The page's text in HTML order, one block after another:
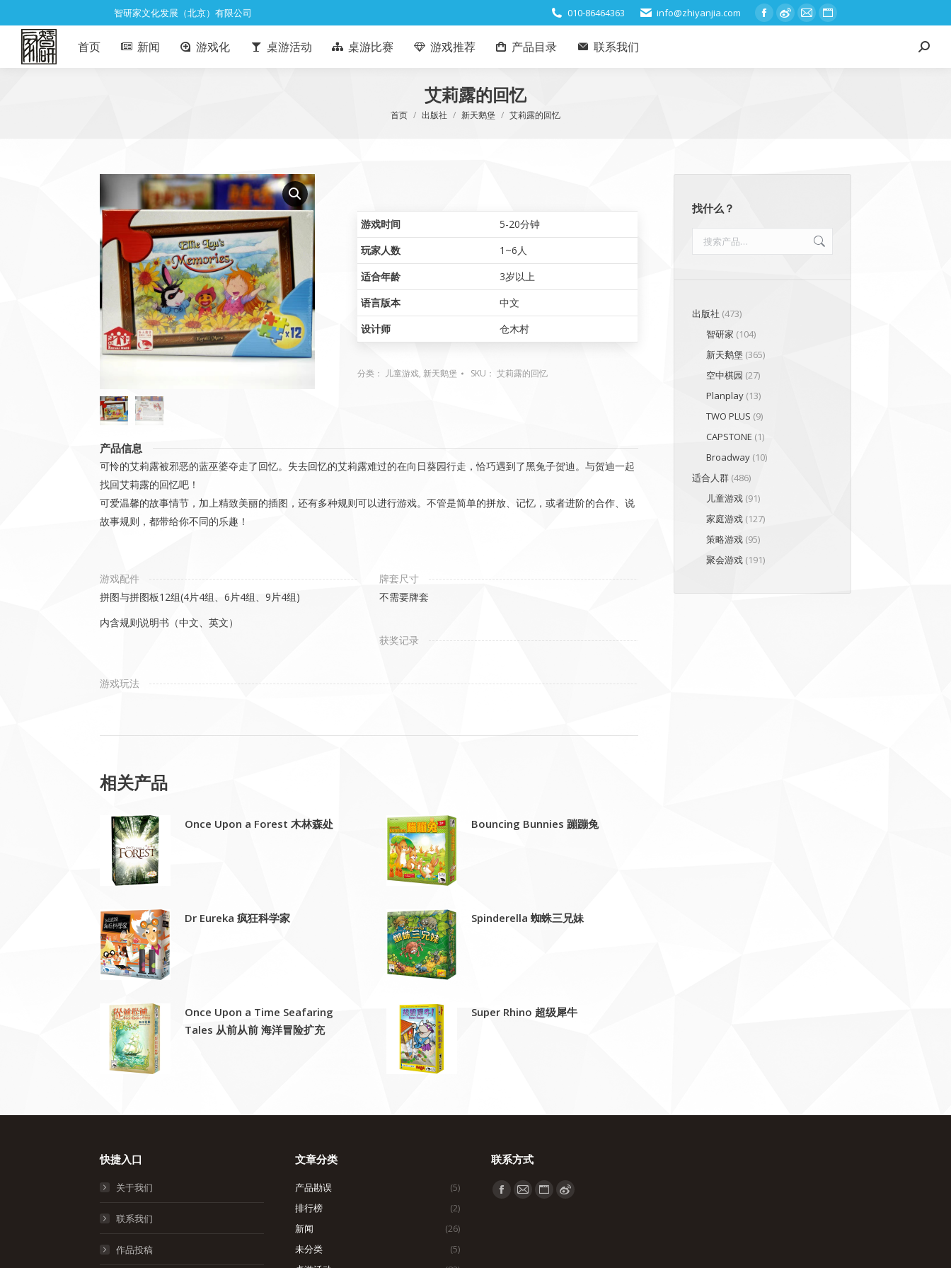
智研家文化发展（北京）有限公司 010-86464363 info@zhiyanjia.com
Facebook
WeiboMailWebsite
首页 新闻 游戏化 桌游活动 桌游比赛 游戏推荐 产品目录 联系我们 Search:
艾莉露的回忆
您在这里：
首页 出版社 新天鹅堡 艾莉露的回忆
游戏时间
5-20分钟
玩家人数
1~6人
适合年龄
3岁以上
语言版本
中文
设计师
仓木村
分类： 儿童游戏, 新天鹅堡 SKU：艾莉露的回忆
产品信息
可怜的艾莉露被邪恶的蓝巫婆夺走了回忆。失去回忆的艾莉露难过的在向日葵园行走，恰巧遇到了黑兔子贺迪。与贺迪一起
找回艾莉露的回忆吧！
可爱温馨的故事情节，加上精致美丽的插图，还有多种规则可以进行游戏。不管是简单的拼放、记忆，或者进阶的合作、说
故事规则，都带给你不同的乐趣！
游戏配件
拼图与拼图板12组(4片4组、6片4组、9片4组)
内含规则说明书（中文、英文）
牌套尺寸
不需要牌套
获奖记录
游戏玩法
相关产品
Once Upon a Forest 木林森处 Bouncing Bunnies 蹦蹦兔
Dr Eureka 疯狂科学家 Spinderella 蜘蛛三兄妹
Once Upon a Time Seafaring
Tales 从前从前 海洋冒险扩充
Super Rhino 超级犀牛
找什么？
出版社 (473)
智研家 (104)
新天鹅堡 (365)
空中棋园 (27)
Planplay (13)
TWO PLUS (9)
CAPSTONE (1)
Broadway (10)
适合人群 (486)
儿童游戏 (91)
家庭游戏 (127)
策略游戏 (95)
聚会游戏 (191)
快捷入口
关于我们
联系我们
作品投稿
文章分类
产品勘误
(5)
排行榜
(2)
新闻
(26)
未分类
(5)
联系方式
找到我们：
Facebook
Mail WebsiteWeibo